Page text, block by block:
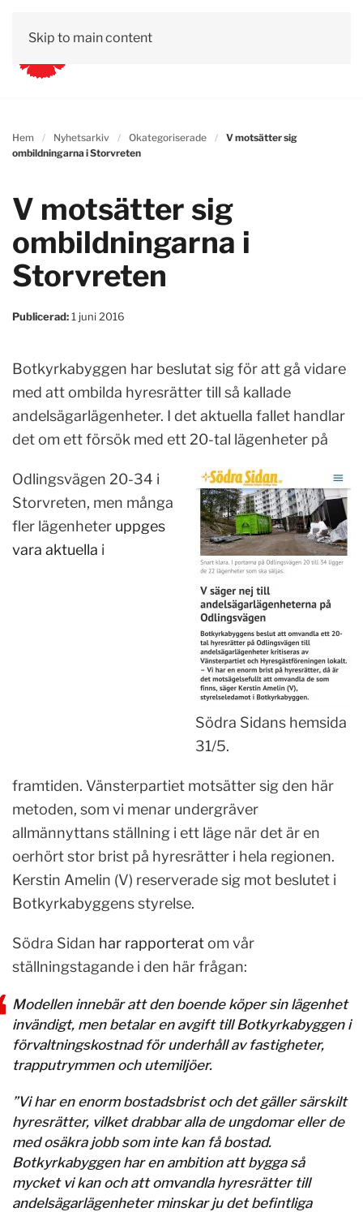
Skip to main content
Hem Nyhetsarkiv Okategoriserade
V motsätter sig
ombildningarna i Storvreten
V motsätter sig
ombildningarna i
Storvreten
Publicerad:1 juni 2016
Botkyrkabyggen har beslutat sig för att gå vidare
med att ombilda hyresrätter till så kallade
andelsägarlägenheter. I det aktuella fallet handlar
det om ett försök med ett 20-tal lägenheter på
Södra Sidans hemsida
31/5.
Odlingsvägen 20-34 i
Storvreten, men många
fler lägenheter uppges
vara aktuella i
framtiden. Vänsterpartiet motsätter sig den här
metoden, som vi menar undergräver
allmännyttans ställning i ett läge när det är en
oerhört stor brist på hyresrätter i hela regionen.
Kerstin Amelin (V) reserverade sig mot beslutet i
Botkyrkabyggens styrelse.
Södra Sidan har rapporteratom vår
ställningstagande i den här frågan:
Modellen innebär att den boende köper sin lägenhet
invändigt, men betalar en avgift till Botkyrkabyggen i
förvaltningskostnad för underhåll av fastigheter,
trapputrymmen och utemiljöer.
”Vi har en enorm bostadsbrist och det gäller särskilt
hyresrätter, vilket drabbar alla de ungdomar eller de
med osäkra jobb som inte kan få bostad.
Botkyrkabyggen har en ambition att bygga så
mycket vi kan och att omvandla hyresrätter till
andelsägarlägenheter minskar ju det befintliga